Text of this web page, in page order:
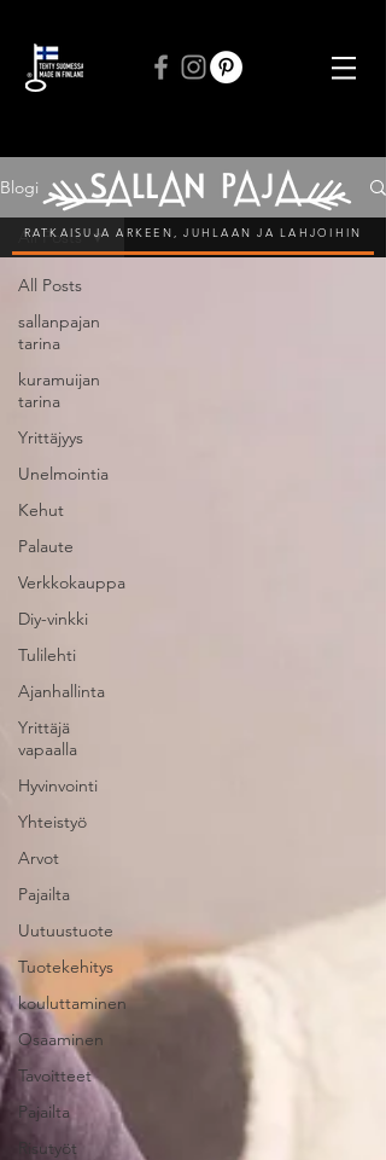
RATKAISUJA ARKEEN, JUHLAAN JA LAHJOIHIN
Blogi
All Posts
sallanpajan
tarina
kuramuijan
tarina
Yrittäjyys
Unelmointia
Kehut
Palaute
Verkkokauppa
Diy-vinkki
Tulilehti
Ajanhallinta
Yrittäjä
vapaalla
Hyvinvointi
Yhteistyö
Arvot
Pajailta
Uutuustuote
Tuotekehitys
kouluttaminen
Osaaminen
Tavoitteet
Pajailta
Risutyöt
All Posts